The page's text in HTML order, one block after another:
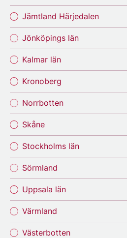
Jämtland Härjedalen
Jönköpings län
Kalmar län
Kronoberg
Norrbotten
Skåne
Stockholms län
Sörmland
Uppsala län
Värmland
Västerbotten